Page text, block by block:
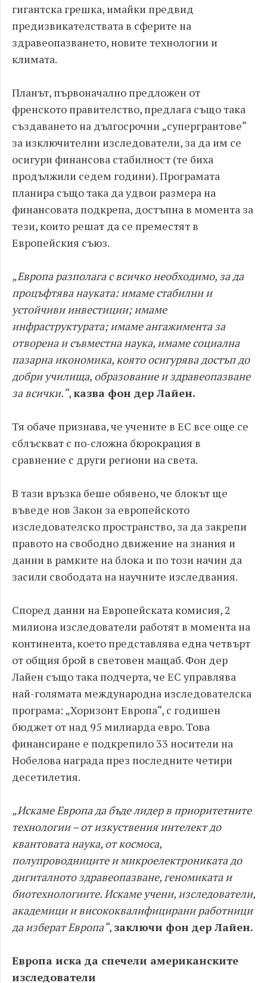
гигантска грешка, имайки предвид
предизвикателствата в сферите на
здравеопазването, новите технологии и
климата.
Планът, първоначално предложен от
френското правителство, предлага също така
създаването на дългосрочни „супергрантове“
за изключителни изследователи, за да им се
осигури финансова стабилност (те биха
продължили седем години). Програмата
планира също така да удвои размера на
финансовата подкрепа, достъпна в момента за
тези, които решат да се преместят в
Европейския съюз.
„Европа разполага с всичко необходимо, за да
процъфтява науката: имаме стабилни и
устойчиви инвестиции; имаме
инфраструктурата; имаме ангажимента за
отворена и съвместна наука, имаме социална
пазарна икономика, която осигурява достъп до
добри училища, образование и здравеопазване
за всички.“,казва фон дер Лайен.
Тя обаче признава, че учените в ЕС все още се
сблъскват с по-сложна бюрокрация в
сравнение с други региони на света.
В тази връзка беше обявено, че блокът ще
въведе нов Закон за европейското
изследователско пространство, за да закрепи
правото на свободно движение на знания и
данни в рамките на блока и по този начин да
засили свободата на научните изследвания.
Според данни на Европейската комисия, 2
милиона изследователи работят в момента на
континента, което представлява една четвърт
от общия брой в световен мащаб. Фон дер
Лайен също така подчерта, че ЕС управлява
най-голямата международна изследователска
програма: „Хоризонт Европа“, с годишен
бюджет от над 95 милиарда евро. Това
финансиране е подкрепило 33 носители на
Нобелова награда през последните четири
десетилетия.
„Искаме Европа да бъде лидер в приоритетните
технологии – от изкуствения интелект до
квантовата наука, от космоса,
полупроводниците и микроелектрониката до
дигиталното здравеопазване, геномиката и
биотехнологиите. Искаме учени, изследователи,
академици и висококвалифицирани работници
да изберат Европа“, заключи фон дер Лайен.
Европа иска да спечели американските
изследователи